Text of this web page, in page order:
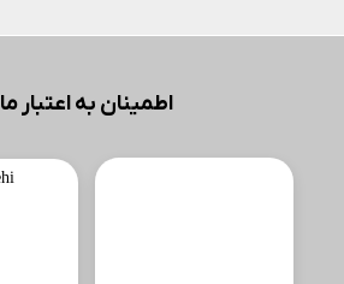
اطمینان به اعتبار ما